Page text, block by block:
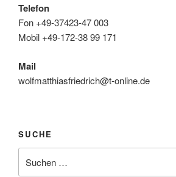
Telefon
Fon +49-37423-47 003
Mobil +49-172-38 99 171
Mail
wolfmatthiasfriedrich@t-online.de
SUCHE
nach: